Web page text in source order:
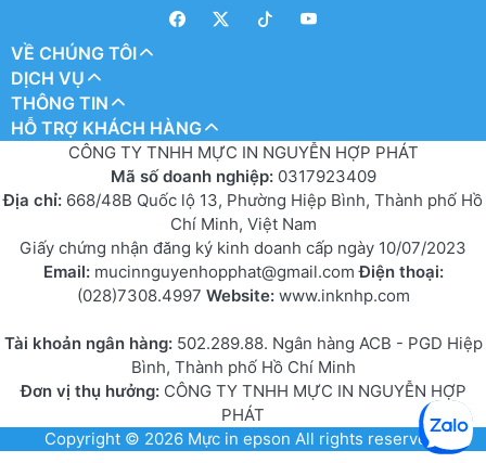
VỀ CHÚNG TÔI
DỊCH VỤ
THÔNG TIN
HỖ TRỢ KHÁCH HÀNG
CÔNG TY TNHH MỰC IN NGUYỄN HỢP PHÁT
Mã số doanh nghiệp: 0317923409
Địa chỉ: 668/48B Quốc lộ 13, Phường Hiệp Bình, Thành phố Hồ
Chí Minh, Việt Nam
Giấy chứng nhận đăng ký kinh doanh cấp ngày 10/07/2023
Email: mucinnguyenhopphat@gmail.comĐiện thoại:
(028)7308.4997 Website: www.inknhp.com
Tài khoản ngân hàng: 502.289.88. Ngân hàng ACB - PGD Hiệp
Bình, Thành phố Hồ Chí Minh
Đơn vị thụ hưởng:CÔNG TY TNHH MỰC IN NGUYỄN HỢP
PHÁT
Copyright © 2026 Mực in epson All rights reserved.